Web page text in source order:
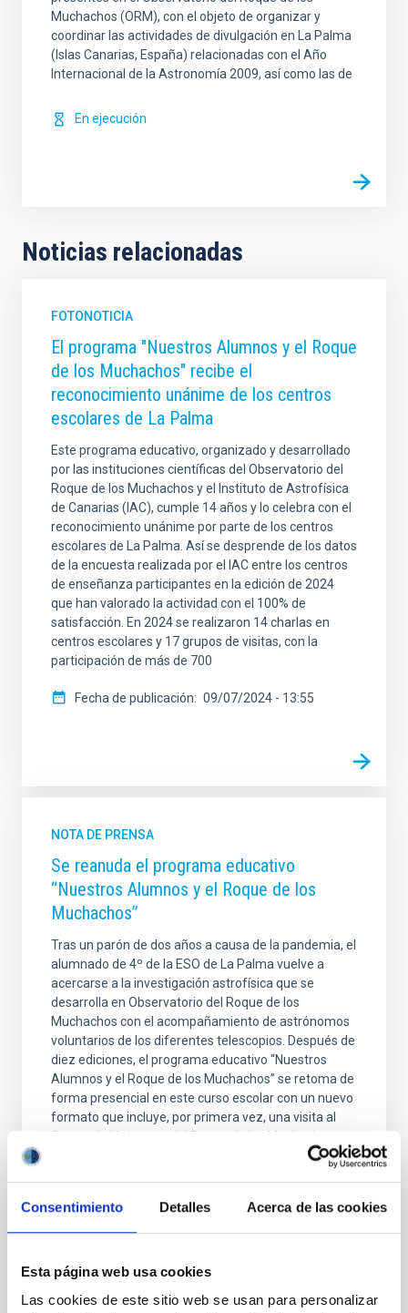
Consentimiento Detalles Acerca de las cookies
Esta página web usa cookies
Las cookies de este sitio web se usan para personalizar
Muchachos (ORM), con el objeto de organizar y
coordinar las actividades de divulgación en La Palma
(Islas Canarias, España) relacionadas con el Año
Internacional de la Astronomía 2009, así como las de
En ejecución
Noticias relacionadas
FOTONOTICIA
El programa "Nuestros Alumnos y el Roque
de los Muchachos" recibe el
reconocimiento unánime de los centros
escolares de La Palma
Este programa educativo, organizado y desarrollado
por las instituciones científicas del Observatorio del
Roque de los Muchachos y el Instituto de Astrofísica
de Canarias (IAC), cumple 14 años y lo celebra con el
reconocimiento unánime por parte de los centros
escolares de La Palma. Así se desprende de los datos
de la encuesta realizada por el IAC entre los centros
de enseñanza participantes en la edición de 2024
que han valorado la actividad con el 100% de
satisfacción. En 2024 se realizaron 14 charlas en
centros escolares y 17 grupos de visitas, con la
participación de más de 700
Fecha de publicación 09/07/2024 - 13:55
NOTA DE PRENSA
Se reanuda el programa educativo
“Nuestros Alumnos y el Roque de los
Muchachos”
Tras un parón de dos años a causa de la pandemia, el
alumnado de 4º de la ESO de La Palma vuelve a
acercarse a la investigación astrofísica que se
desarrolla en Observatorio del Roque de los
Muchachos con el acompañamiento de astrónomos
voluntarios de los diferentes telescopios. Después de
diez ediciones, el programa educativo “Nuestros
Alumnos y el Roque de los Muchachos” se retoma de
forma presencial en este curso escolar con un nuevo
formato que incluye, por primera vez, una visita al
Centro de Visitantes del Roque de los Muchachos,
gracias a la colaboración del Cabildo Insular de La